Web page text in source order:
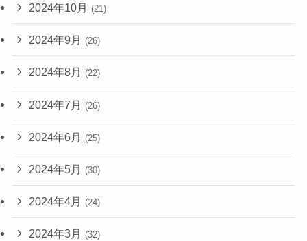
2024年10月 (21)
2024年9月 (26)
2024年8月 (22)
2024年7月 (26)
2024年6月 (25)
2024年5月 (30)
2024年4月 (24)
2024年3月 (32)